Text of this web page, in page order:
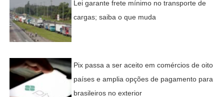
Lei garante frete mínimo no transporte de
cargas; saiba o que muda
Pix passa a ser aceito em comércios de oito
países e amplia opções de pagamento para
brasileiros no exterior